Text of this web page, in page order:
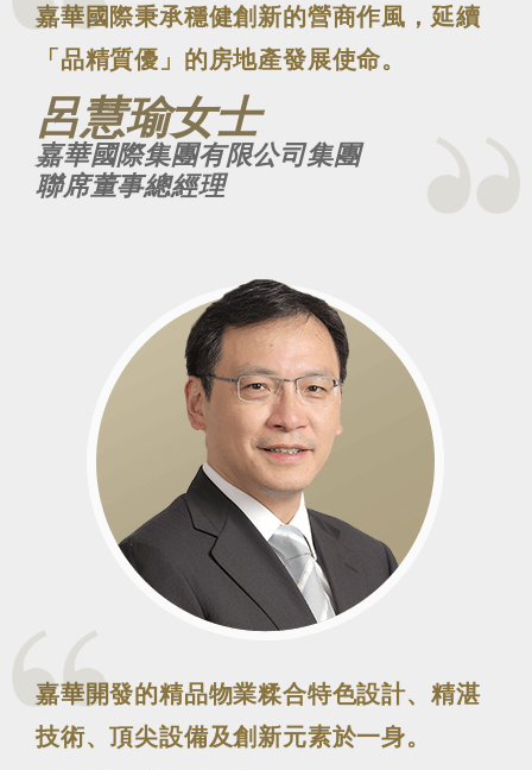
嘉華國際秉承穩健創新的營商作風，延續
「品精質優」的房地產發展使命。
呂慧瑜女士
嘉華國際集團有限公司集團
聯席董事總經理
嘉華開發的精品物業糅合特色設計、精湛
技術、頂尖設備及創新元素於一身。